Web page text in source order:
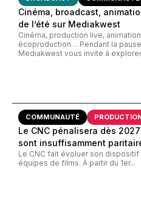
Cinéma, broadcast,
de l’été sur Mediakwest
Cinéma, production live,
écoproduction… Pendant la
Mediakwest vous invite à
COMMUNAUTÉ
Le CNC pénalisera dès
sont insuffisamment
Le CNC fait évoluer son
équipes de films. À partir du 1er...